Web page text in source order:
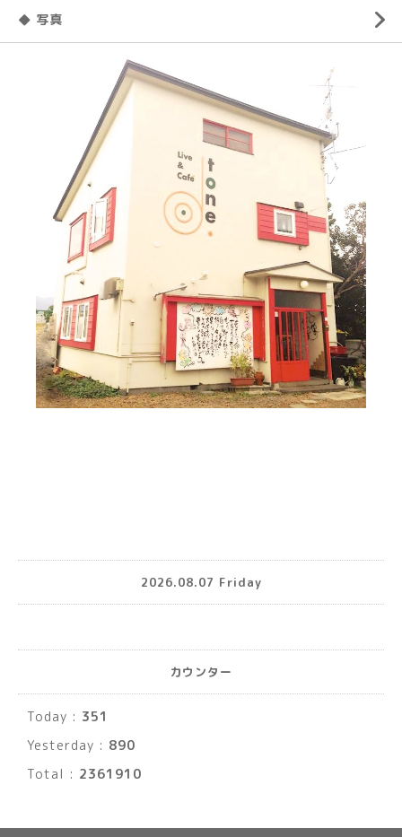
◆ 写真
2026.08.07 Friday
カウンター
Today : 351
Yesterday : 890
Total : 2361910